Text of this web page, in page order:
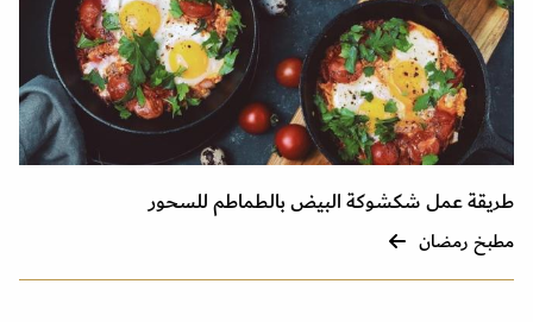
طريقة عمل شكشوكة البيض بالطماطم للسحور
مطبخ رمضان